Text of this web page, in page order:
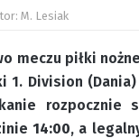
M. Lesiak
meczu piłki
1. Division
rozpocznie
14:00, a